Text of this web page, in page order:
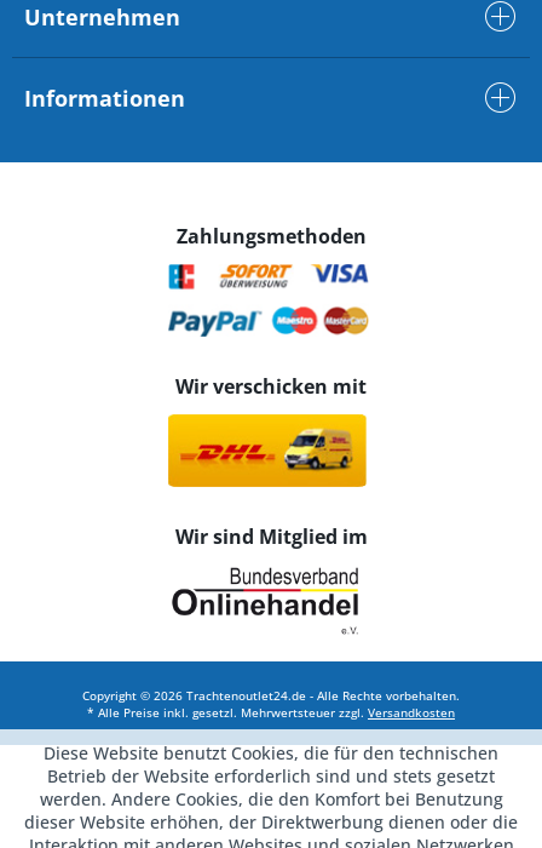
Unternehmen
Informationen
Zahlungsmethoden
Wir verschicken mit
Wir sind Mitglied im
Copyright © 2026 Trachtenoutlet24.de - Alle Rechte vorbehalten.
* Alle Preise inkl. gesetzl. Mehrwertsteuer zzgl. Versandkosten
Diese Website benutzt Cookies, die für den technischen
Betrieb der Website erforderlich sind und stets gesetzt
werden. Andere Cookies, die den Komfort bei Benutzung
dieser Website erhöhen, der Direktwerbung dienen oder die